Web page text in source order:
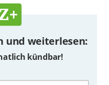
und weiterlesen:
kündbar!